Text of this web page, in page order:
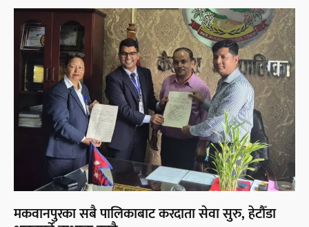
मकवानपुरका सबै पालिकाबाट करदाता सेवा सुरु, हेटौँडा